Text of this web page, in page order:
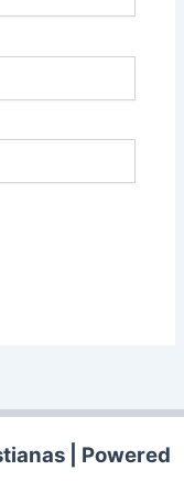
| Powered